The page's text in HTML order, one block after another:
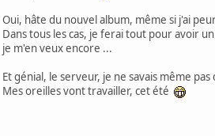
Oui, hâte du nouvel album, même si j'ai
Dans tous les cas, je ferai tout pour avoir
je m'en veux encore ...
Et génial, le serveur, je ne savais même
Mes oreilles vont travailler, cet été